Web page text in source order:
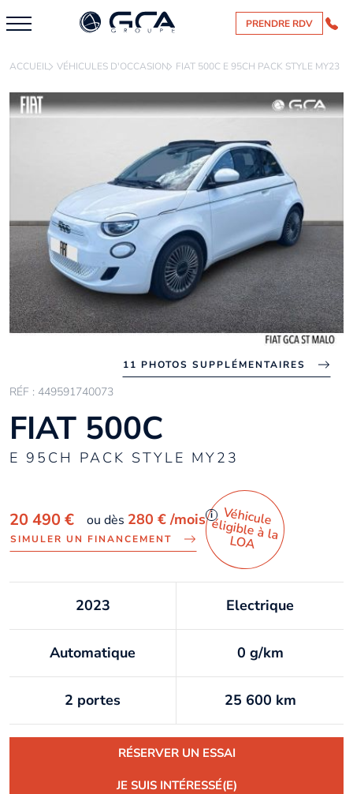
PRENDRE RDV
ACCUEIL VÉHICULES D'OCCASION FIAT 500C E 95CH PACK STYLE MY23
11 PHOTOS SUPPLÉMENTAIRES
RÉF : 449591740073
FIAT 500C
E 95CH PACK STYLE MY23
20 490 € ou dès 280 €/mois i
SIMULER UN FINANCEMENT
Véhicule
éligible à la
LO
A
2023 Electrique
Automatique 0 g/km
2 portes 25 600 km
RÉSERVER UN ESSAI
JE SUIS INTÉRESSÉ(E)